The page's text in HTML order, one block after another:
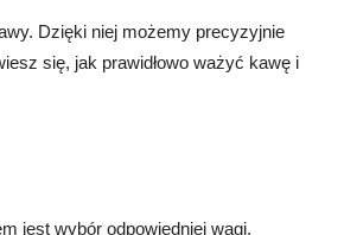
Dzięki niej możemy precyzyjnie
się, jak prawidłowo ważyć kawę i
jest wybór odpowiedniej wagi.